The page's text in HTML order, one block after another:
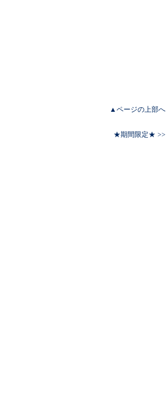
▲ページの上部へ
★期間限定★ >>